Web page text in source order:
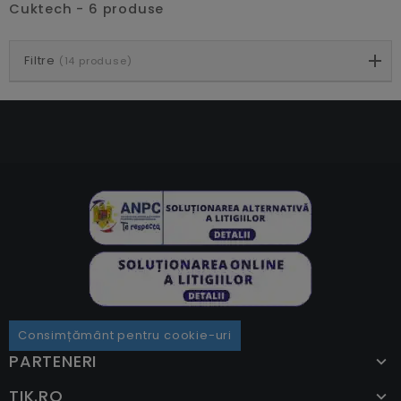
Filtre (14 produse)
Cuktech - 6 produse
Consimțământ pentru cookie-uri
PARTENERI
TIK.RO